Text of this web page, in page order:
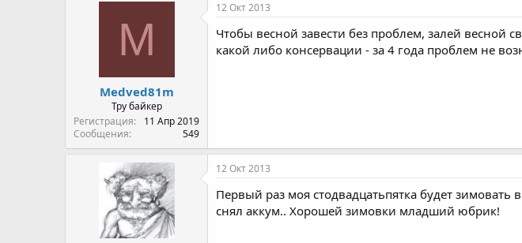
M
Medved81m
Тру байкер
Регистрация
11 Апр 2019
Сообщения
549
12 Окт 2013
Чтобы весной завести без проблем, залей весной
какой либо консервации - за 4 года проблем не
12 Окт 2013
Первый раз моя стодвадцатьпятка будет
снял аккум.. Хорошей зимовки младший юбрик!